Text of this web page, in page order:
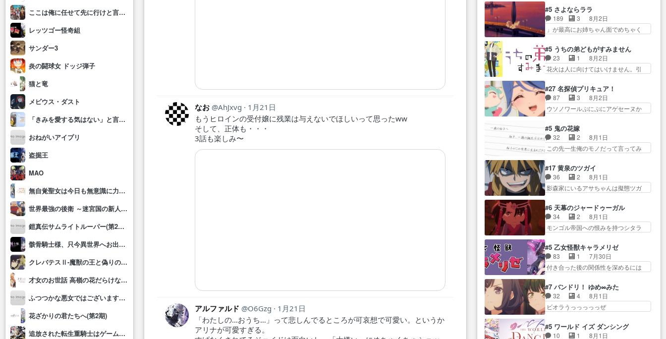
ここは俺に任せて先に行けと言ってから10年がたったら伝説になっていた。
レッツゴー怪奇組
サンダー3
炎の闘球女 ドッジ弾子
猫と竜
メビウス・ダスト
「きみを愛する気はない」と言った次期公爵様がなぜか溺愛してきます
おねがいアイプリ
盗掘王
MAO
無自覚聖女は今日も無意識に力を垂れ流す
世界最強の後衛 ～迷宮国の新人探索者～
鎧真伝サムライトルーパー(第2クール)
骸骨騎士様、只今異世界へお出掛け中Ⅱ
クレバテスⅡ-魔獣の王と偽りの勇者伝承-
才女のお世話 高嶺の花だらけな名門校で、学院一のお嬢様(生活能力皆無)を陰ながらお世話することになりました
ふつつかな悪女ではございますが～雛宮蝶鼠とりかえ伝～
花ざかりの君たちへ(第2期)
追放された転生重騎士はゲーム知識で無双する
なお AhJxvg
1月21日
もうヒロインの受付嬢に残業は与えないでほしいって思ったww
そして、正体も・・・
3話も楽しみ〜
アルファルド O6Gzg
1月21日
「わたしの…おうち…」って悲しんでるところが可哀想で可愛い。というか
アリナが可愛すぎる。
味ダダ漏れで好き… 期末試験が
始まろうとしておりスピカは対
策… 能力鑑定胸像タリスマン氏
容姿も評価してし…
微… サラとは会ってほしいちゃ
んとした別れ方し… サラは未練0
だと言っていたけど人の気持
モヤする別れ方だ… 役で出演さ
せていただきました！よろしく
お… 毎クールメインヒロインを
好きになっちゃう…
減らない(^_^;サ… 葵ちゃん可愛
すぎるな楠木ともりちゃんの
ね… デフォルメされた表情が特
に多かったのが印… 葵＆茜の回
ひ… 互いが互いのことを想って
いるのにすれ違っ… 第５話をｄ
アニメストアで視聴しました。
練習したい〟と言… 本当この作
品は「キャラ」を活かすのがう
ま… みずかちゃんの介入で双子
の仲にヒビが………
#5 さよならララ
189 3
8月2日
」が最高にお姉ちゃん面でめちゃく
ラスの弁償は求められた… 逡巡
を振り切ってみんなに謝ったララの
思い… 仕事に馴染めない辺り観
ていて苦しいところ… ララちゃ
い… ララと茉里とで初のアルバ
イト。七転八倒し… 労働するプ
リンセスえらい。プリンセスの
べて、帰りにカメ… ララが働く
事でのてんやわんや。働いて大
変… 地道に働き人と関わる日々
の中に愛を見いだ…
#5 うちの弟どもがすみません
23 1
8月2日
花火は人に向けてはいけません。引
たことなかったっけ！1… ってお
名前を見たんだけどあの中村大樹さ
ん… 糸ちゃんカッケー、色んな
意味でwゲームが… 姉から性的興
わ… テーマ：引きこもりの理由
感想は、久しぶり… 元ゲーマー
なので、はちゃめちゃ楽しく作
おかしいね(*´… 糸と源ははよ好
きおうとると言わんかい！引…
ショウくんと対等に話すためにゲー
ムをする…
#27 名探偵プリキュア！
87 3
8月2日
ウソノワールぷにぷにアゲセーヌか
争奪戦をやったと。… 記憶を取
り戻し正式に探偵事務所で働き始
め… ポワロ、元ネタを解説して
原作に誘導するの… くれあさん
ょ… ・急にクイズ番組が始まっ
たw・妖精ウソノ… るるかの助手
だった？今回が初めての探偵
レアさん探偵すぎ… 突然のポア
ロクイズは草なんよ。んで、あ
ん… 今回からついにくれあが探
偵事務所の仲間に…
#5 鬼の花嫁
32 2
8月1日
この先一生俺のモノだって言ってみ
ゼント………とは思っ… 玲夜さ
ん柚子に18年分の誕生日プレゼン
ト… 柚子は鬼龍院家から初めて
学校に通う事にな… プレゼント
レ… 玲夜さまサプライズの、こ
れまでの柚子ちゃ… 玲夜から柚
子へ17年分の誕生日&を未来に…
な… 梅原の人が18歳になるまで
の誕生プレゼン… なよなよした
男（cv石田彰）梅ちゃんがた…
#17 黄泉のツガイ
36 2
8月1日
影森家にいるアサちゃんは擬態ツガ
や気持ちを汲んで熱くな… 屋敷
にアサはいなかった逆にガブちゃん
はい… 影森の当主が際限なくツ
ガイを増やせるのに… 今回はも
怒… ユルと戦った時から伏線が
張られていたのが… しかしアサ
は、兄様に会いたいbotだと思…
アキオの… 色々とひっかけがあ
って、最終的に嫌な終わ… ゴン
ゾウが従える大量のツガイに何事か
と思…
#6 天幕のジャードゥーガル
34 2
8月1日
モンゴル帝国への恨みを持つシタラ
るのだけどいつの間にか… オゴ
タイの妃になってもその心は晴れ
ず、モ… ドレゲネの過去、宝石
だった彼女が人になり… ドレゲ
タ… 年上旦那が良い人でも、女
は宝石でただ笑っ… ダイルの儀
式の神々しさたるや。一気に空
情の言葉しか…シ… 奥様に悲し
い過去…萌え袖が可愛いね、と
#5 乙女怪獣キャラメリゼ
83 1
7月30日
付き合った後の関係性を深めるには
コングなのいい味付けだ… ずっ
とメスってて何この可愛い生物。ク
ラス… 付き合い始めたら始めた
でまた違った悩みが… と一歩ず
の… ツインテールが可愛いお茶
#7 バンドリ！ ゆめ∞みた
32 4
8月1日
ビオラうっっっっっぜ
ちゃん、僕っ子になってから取り戻
し… ビオラが悪魔すぎて気分が
#5 ワールド イズ ダンシング
10 1
8月1日